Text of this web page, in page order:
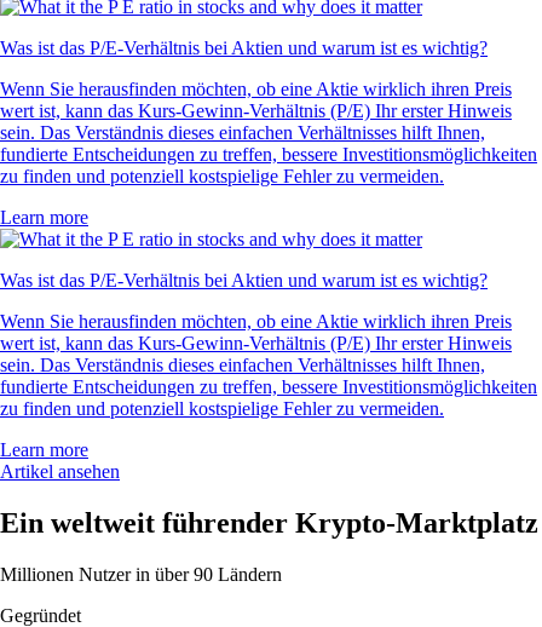
Was ist das P/E-Verhältnis bei Aktien und warum ist es wichtig?
Wenn Sie herausfinden möchten, ob eine Aktie wirklich ihren Preis
wert ist, kann das Kurs-Gewinn-Verhältnis (P/E) Ihr erster Hinweis
sein. Das Verständnis dieses einfachen Verhältnisses hilft Ihnen,
fundierte Entscheidungen zu treffen, bessere Investitionsmöglichkeiten
zu finden und potenziell kostspielige Fehler zu vermeiden.
Learn more
Was ist das P/E-Verhältnis bei Aktien und warum ist es wichtig?
Wenn Sie herausfinden möchten, ob eine Aktie wirklich ihren Preis
wert ist, kann das Kurs-Gewinn-Verhältnis (P/E) Ihr erster Hinweis
sein. Das Verständnis dieses einfachen Verhältnisses hilft Ihnen,
fundierte Entscheidungen zu treffen, bessere Investitionsmöglichkeiten
zu finden und potenziell kostspielige Fehler zu vermeiden.
Learn more
Artikel ansehen
Ein weltweit führender Krypto-Marktplatz
Millionen Nutzer in über 90 Ländern
Gegründet